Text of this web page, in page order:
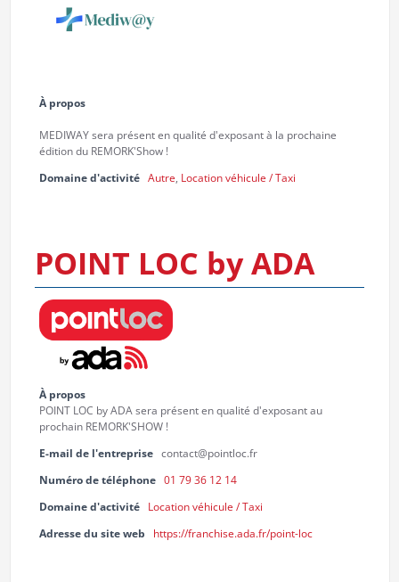
À propos
MEDIWAY sera présent en qualité d'exposant à la prochaine
édition du REMORK'Show !
Domaine d'activité Autre Location véhicule / Taxi
POINT LOC by ADA
À propos
POINT LOC by ADA sera présent en qualité d'exposant au
prochain REMORK'SHOW !
E-mail de l'entreprise contact@pointloc.fr
Numéro de téléphone 01 79 36 12 14
Domaine d'activité
Location véhicule / Taxi
Adresse du site web
https://franchise.ada.fr/point-loc